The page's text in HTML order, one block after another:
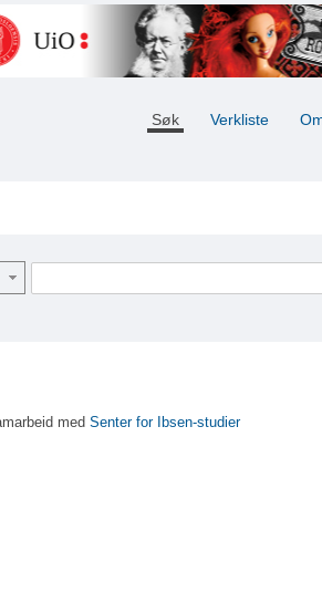
Søk Verkliste
med Senter for Ibsen-studier